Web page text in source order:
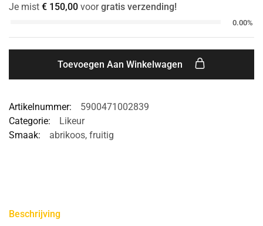
Je mist € 150,00 voorgratis verzending!
0.00%
Toevoegen Aan Winkelwagen
Artikelnummer:
5900471002839
Categorie:
Likeur
Smaak:
abrikoos, fruitig
Beschrijving